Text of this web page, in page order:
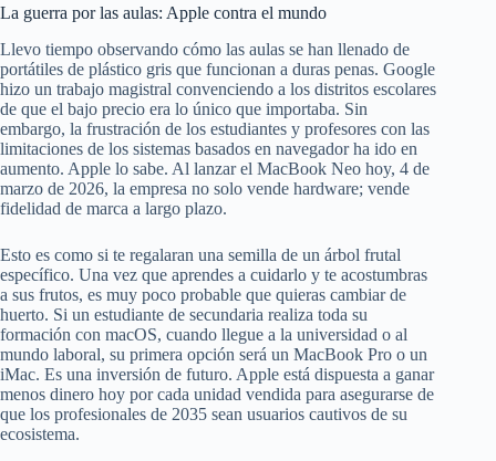
La guerra por las aulas: Apple contra el mundo
Llevo tiempo observando cómo las aulas se han llenado de
portátiles de plástico gris que funcionan a duras penas. Google
hizo un trabajo magistral convenciendo a los distritos escolares
de que el bajo precio era lo único que importaba. Sin
embargo, la frustración de los estudiantes y profesores con las
limitaciones de los sistemas basados en navegador ha ido en
aumento. Apple lo sabe. Al lanzar el MacBook Neo hoy, 4 de
marzo de 2026, la empresa no solo vende hardware; vende
fidelidad de marca a largo plazo.
Esto es como si te regalaran una semilla de un árbol frutal
específico. Una vez que aprendes a cuidarlo y te acostumbras
a sus frutos, es muy poco probable que quieras cambiar de
huerto. Si un estudiante de secundaria realiza toda su
formación con macOS, cuando llegue a la universidad o al
mundo laboral, su primera opción será un MacBook Pro o un
iMac. Es una inversión de futuro. Apple está dispuesta a ganar
menos dinero hoy por cada unidad vendida para asegurarse de
que los profesionales de 2035 sean usuarios cautivos de su
ecosistema.